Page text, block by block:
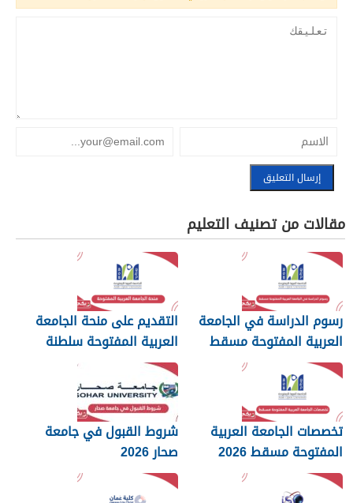
مقالات من تصنيف التعليم
رسوم الدراسة في الجامعة
العربية المفتوحة مسقط
2026
التقديم على منحة الجامعة
العربية المفتوحة سلطنة
عمان 2026
تخصصات الجامعة العربية
المفتوحة مسقط 2026
شروط القبول في جامعة
صحار 2026